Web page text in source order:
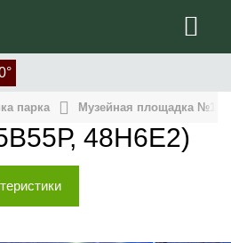
парка Музейная площадка №1:
48Н6Е2)